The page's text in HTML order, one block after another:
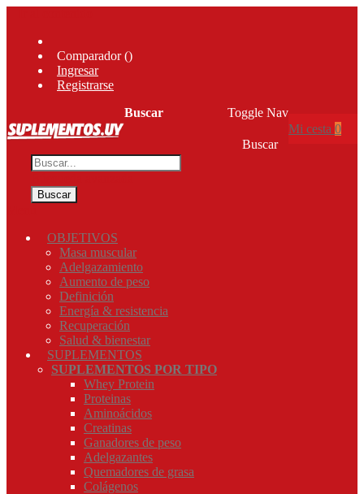
Comparador ()
Ingresar
Registrarse
Mi cesta 0
Toggle Nav
Buscar
Buscar
Buscar
OBJETIVOS
Masa muscular
Adelgazamiento
Aumento de peso
Definición
Energía & resistencia
Recuperación
Salud & bienestar
SUPLEMENTOS
SUPLEMENTOS POR TIPO
Whey Protein
Proteinas
Aminoácidos
Creatinas
Ganadores de peso
Adelgazantes
Quemadores de grasa
Colágenos